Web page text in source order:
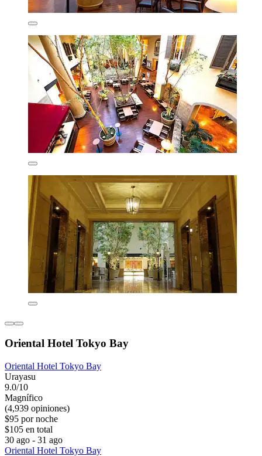
Oriental Hotel Tokyo Bay
Oriental Hotel Tokyo Bay
Urayasu
9.0/10
Magnífico
(4,939 opiniones)
$95 por noche
$105 en total
30 ago - 31 ago
Oriental Hotel Tokyo Bay